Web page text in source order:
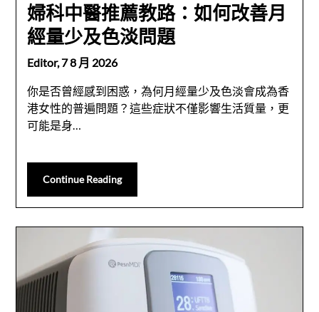
婦科中醫推薦教路：如何改善月
經量少及色淡問題
Editor, 7 8 月 2026
你是否曾經感到困惑，為何月經量少及色淡會成為香
港女性的普遍問題？這些症狀不僅影響生活質量，更
可能是身…
Continue Reading